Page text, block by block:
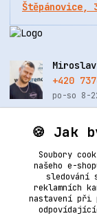
Štěpánovice,
+420
po-so 8-
🍪 Jak
Soubory
našeho e-
sledování
reklamních
nastavení při